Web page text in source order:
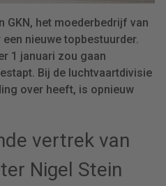
GKN, het moederbedrijf van
nieuwe topbestuurder.
1 januari zou gaan
Bij de luchtvaartdivisie
over heeft, is opnieuw
vertrek van
Nigel Stein